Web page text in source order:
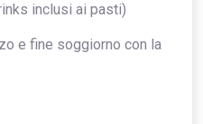
inclusi ai pasti)
e fine soggiorno con la